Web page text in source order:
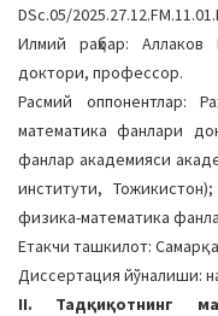
DSc.05/
Илмий раҳбар: Аллаков
доктори, профессор.
Расмий оппонентлар:
математика фанлари
фанлар академияси
институти,
физика-математика
Етакчи ташкилот:
Диссертация йўналиши:
II. Тадқиқотнинг